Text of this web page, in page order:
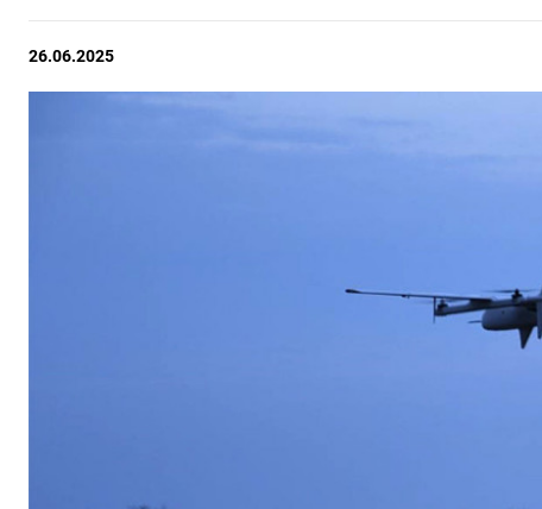
26.06.2025